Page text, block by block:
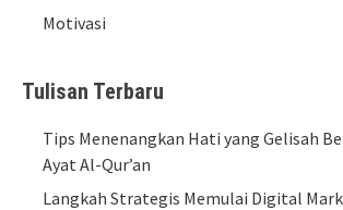
Motivasi
Tulisan Terbaru
Tips Menenangkan Hati yang Gelisah
Ayat Al-Qur’an
Langkah Strategis Memulai Digital